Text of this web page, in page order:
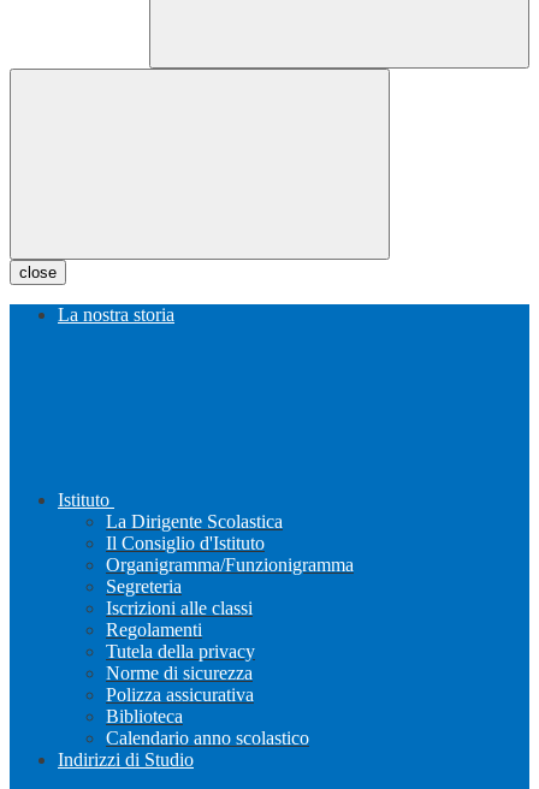
close
La nostra storia
Istituto
La Dirigente Scolastica
Il Consiglio d'Istituto
Organigramma/Funzionigramma
Segreteria
Iscrizioni alle classi
Regolamenti
Tutela della privacy
Norme di sicurezza
Polizza assicurativa
Biblioteca
Calendario anno scolastico
Indirizzi di Studio